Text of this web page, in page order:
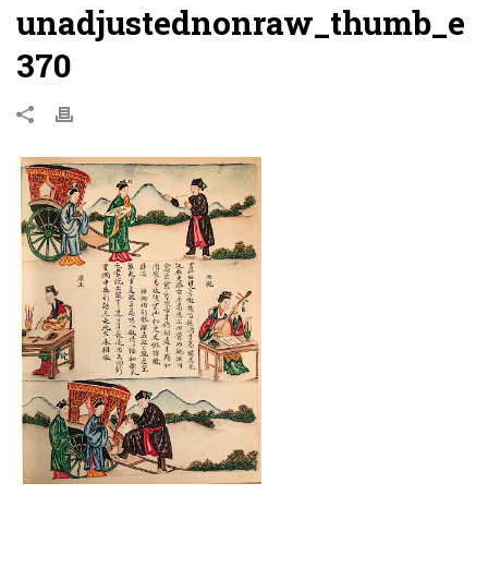
unadjustednonraw_thumb_e
370